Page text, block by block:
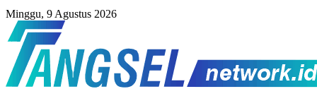
Minggu, 9 Agustus 2026